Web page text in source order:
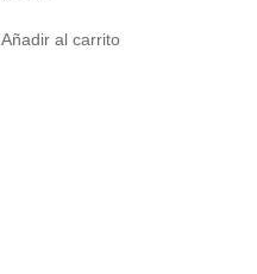
Añadir al carrito